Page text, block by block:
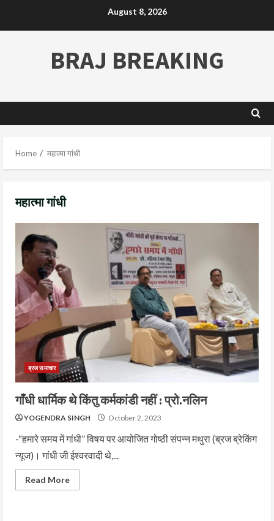
August 8, 2026
BRAJ BREAKING
Home महात्मा गांधी
महात्मा गांधी
ब्रज समाचार
गाँधी धार्मिक थे किंतु कर्मकांडी नहीं : प्रो.नलिन
YOGENDRA SINGH October 2, 2023
-“हमारे समय में गांधी” विषय पर आयोजित गोष्ठी संपन्न मथुरा (ब्रज ब्रेकिंग
न्यूज)। गांधी जी ईश्वरवादी थे,...
Read More